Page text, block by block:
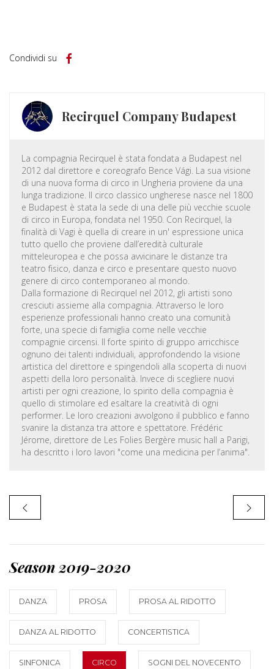
Condividi su
Recirquel Company Budapest
La compagnia Recirquel è stata fondata a Budapest nel
2012 dal direttore e coreografo Bence Vági. La sua visione
di una nuova forma di circo in Ungheria proviene da una
lunga tradizione. Il circo classico ungherese nasce nel 1800
e Budapest è stata la sede di una delle più vecchie scuole
di circo in Europa, fondata nel 1950. Con Recirquel, la
finalità di Vagi è quella di creare in un' espressione unica
tutto quello che proviene dall’eredità culturale
mitteleuropea e che possa avvicinare le distanze tra
teatro fisico, danza e circo e presentare questo nuovo
genere di circo contemporaneo al mondo.
Dalla formazione di Recirquel nel 2012, gli artisti sono
cresciuti assieme alla compagnia. Attraverso le loro
esperienze professionali hanno creato una comunità
forte, una specie di famiglia come nelle vecchie
compagnie circensi. Il forte spirito di gruppo arricchisce
ognuno dei talenti individuali, approfondendo la visione
artistica del direttore e spingendoli alla scoperta di nuovi
aspetti della loro personalità. Invece di scegliere nuovi
artisti per ogni creazione, lo spirito della compagnia è
quello di stimolare ed esaltare la creatività di ogni
performer. Le loro creazioni avvolgono il pubblico e fanno
svanire la distanza tra attore e spettatore. Frédéric
Jérome, direttore de Les Folies Bergère music hall a Parigi,
ha descritto i loro lavori "come una medicina per l’anima".
Season 2019-2020
DANZA PROSA PROSA AL RIDOTTO
DANZA AL RIDOTTO CONCERTISTICA
SINFONICA CIRCO SOGNI DEL NOVECENTO